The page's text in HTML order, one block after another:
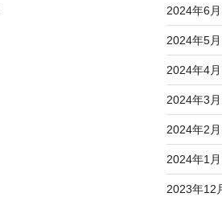
2024年6月
2024年5月
2024年4月
2024年3月
2024年2月
2024年1月
2023年12